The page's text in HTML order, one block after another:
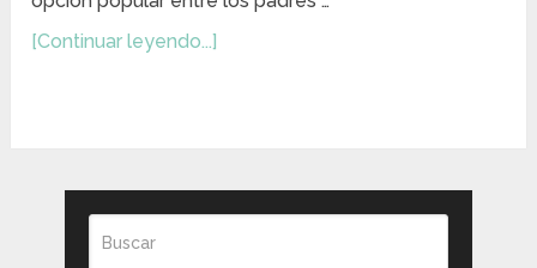
[Continuar leyendo...]